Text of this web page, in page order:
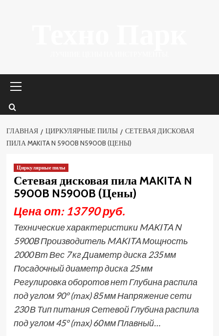
меню
ГЛАВНАЯ ЦИРКУЛЯРНЫЕ ПИЛЫ
СЕТЕВАЯ ДИСКОВАЯ
ПИЛА MAKITA N 5900B N5900B (ЦЕНЫ)
Циркулярные пилы
Сетевая дисковая пила MAKITA N
5900B N5900B (Цены)
Цена от: 13790 руб.
Технические характеристики MAKITA N
5900B Производитель MAKITA Мощность
2000 Вт Вес 7 кг Диаметр диска 235 мм
Посадочный диаметр диска 25 мм
Регулировка оборотов нет Глубина распила
под углом 90° (max) 85 мм Напряжение сети
230 В Тип питания Сетевой Глубина распила
под углом 45° (max) 60 мм Плавный…